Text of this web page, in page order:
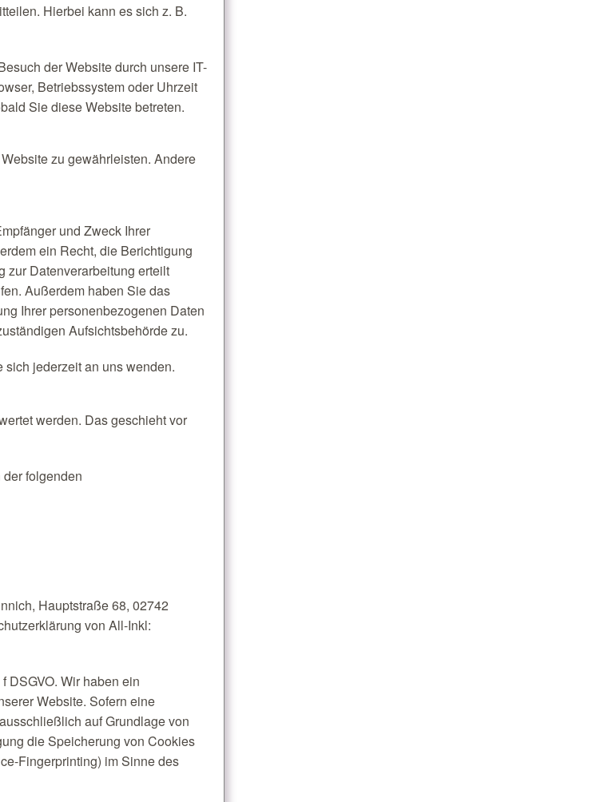
Hierbei kann es sich z. B.
der Website durch unsere IT-
Betriebssystem oder Uhrzeit
Sie diese Website betreten.
zu gewährleisten. Andere
und Zweck Ihrer
ein Recht, die Berichtigung
zur Datenverarbeitung erteilt
Außerdem haben Sie das
Ihrer personenbezogenen Daten
Aufsichtsbehörde zu.
jederzeit an uns wenden.
werden. Das geschieht vor
folgenden
Hauptstraße 68, 02742
von All-Inkl:
DSGVO. Wir haben ein
Website. Sofern eine
auf Grundlage von
die Speicherung von Cookies
Fingerprinting) im Sinne des